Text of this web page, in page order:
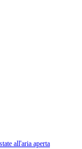
all'aria aperta